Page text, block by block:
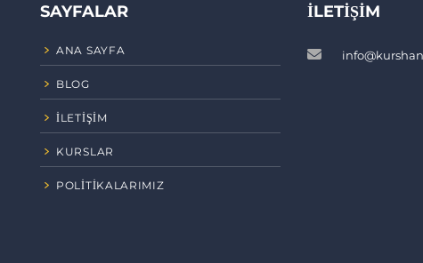
SAYFALAR
ANA SAYFA
BLOG
İLETIŞIM
KURSLAR
POLITIKALARIMIZ
İLETIŞIM